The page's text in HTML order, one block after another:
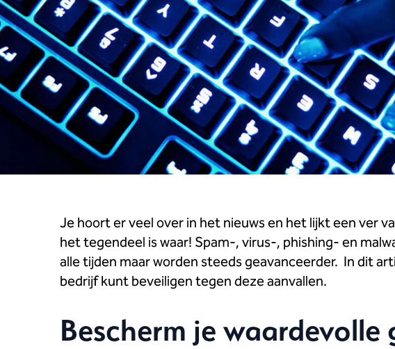
Je hoort er veel over in het nieuws en het lijkt een ver
het tegendeel is waar! Spam-, virus-, phishing- en
alle tijden maar worden steeds geavanceerder. In dit
bedrijf kunt beveiligen tegen deze aanvallen.
Bescherm je waardevolle